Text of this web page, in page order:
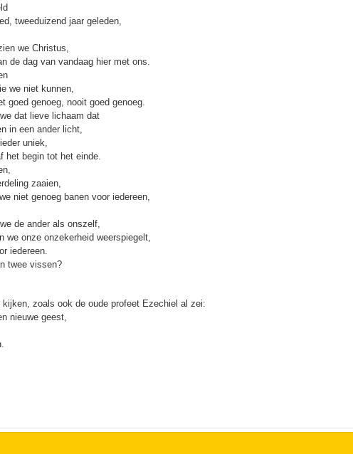
tweeduizend jaar geleden,
we Christus,
de dag van vandaag hier met ons.
we niet kunnen,
goed genoeg, nooit goed genoeg.
dat lieve lichaam dat
in een ander licht,
uniek,
het begin tot het einde.
zaaien,
niet genoeg banen voor iedereen,
de ander als onszelf,
we onze onzekerheid weerspiegelt,
iedereen.
twee vissen?
zoals ook de oude profeet Ezechiel al zei:
nieuwe geest,